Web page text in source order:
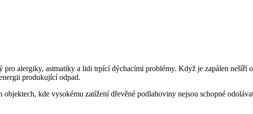
alergiky, astmatiky a lidi trpící dýchacími problémy. Když je zapálen nešíří
produkující odpad.
kde vysokému zatížení dřevěné podlahoviny nejsou schopné